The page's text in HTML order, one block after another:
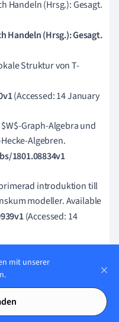
Handeln (Hrsg.): Gesagt.
Handeln (Hrsg.): Gesagt.
Struktur von T-
(Accessed: 14 January
Graph-Algebra und
Algebren.
1801.08834v1
introduktion till
modeller. Available
(Accessed: 14
mit unserer